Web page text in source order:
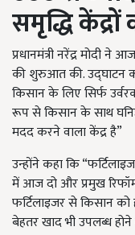
समृद्धि
प्रधानमंत्री नरेंद्र मोदी ने
की शुरुआत की. उद्घाटन
किसान के लिए सिर्फ
रूप से किसान के साथ
मदद करने वाला केंद्र है”
उन्होंने कहा कि
में आज दो और प्रमुख
फर्टिलाइजर से किसान
बेहतर खाद भी उपलब्ध होने